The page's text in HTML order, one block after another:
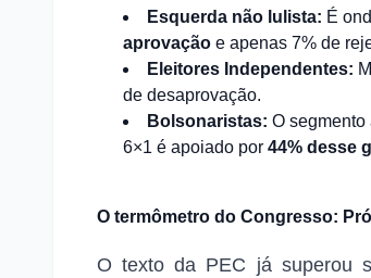
Esquerda não lulista: É
aprovação e apenas 7% de
Eleitores Independentes:
de desaprovação.
Bolsonaristas: O
6×1 é apoiado por 44% desse
O termômetro do Congresso:
O texto da PEC já superou